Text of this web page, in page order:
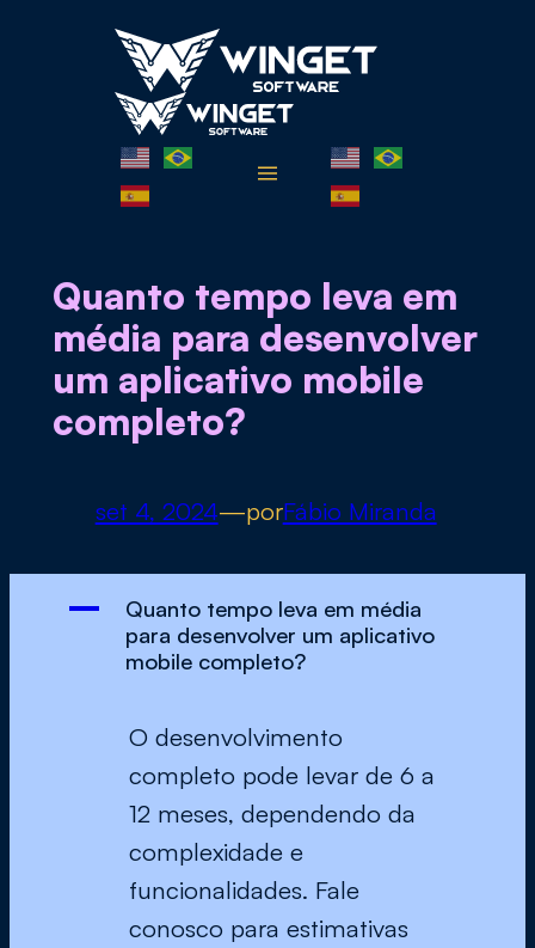
Quanto tempo leva em
média para desenvolver
um aplicativo mobile
completo?
set 4, 2024—porFábio Miranda
A
Quanto tempo leva em média
para desenvolver um aplicativo
mobile completo?
O desenvolvimento
completo pode levar de 6 a
12 meses, dependendo da
complexidade e
funcionalidades. Fale
conosco para estimativas